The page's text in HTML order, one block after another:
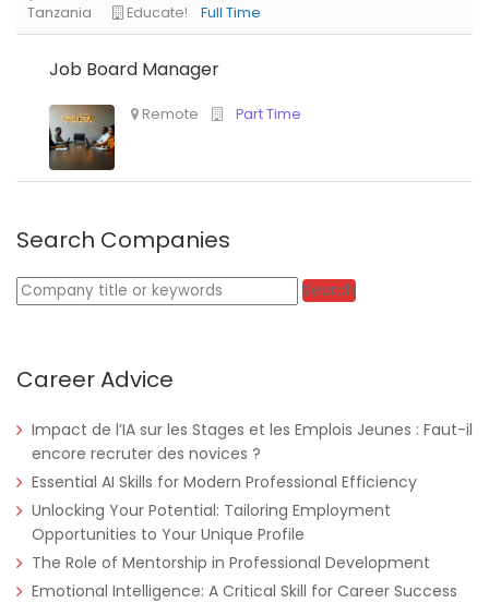
Nigeria Africa Label Group Consultancy
Tanzania Educate!
Job Board Manager
Remote Part Time
Search Companies
Keywords Search
Career Advice
Impact de l’IA sur les Stages et les Emplois Jeunes : Faut-il
encore recruter des novices ?
Essential AI Skills for Modern Professional Efficiency
Unlocking Your Potential: Tailoring Employment
Opportunities to Your Unique Profile
The Role of Mentorship in Professional Development
Emotional Intelligence: A Critical Skill for Career Success